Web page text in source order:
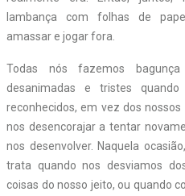
lambança com folhas de
amassar e jogar fora.
Todas nós fazemos
desanimadas e tristes
reconhecidos, em vez dos
nos desencorajar a tentar
nos desenvolver. Naquela
trata quando nos desviamos
coisas do nosso jeito, ou quando